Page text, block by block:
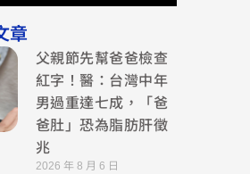
章
父親節先幫爸爸檢查
紅字！醫：台灣中年
男過重達七成，「爸
爸肚」恐為脂肪肝徵
兆
2026 年 8 月 6 日